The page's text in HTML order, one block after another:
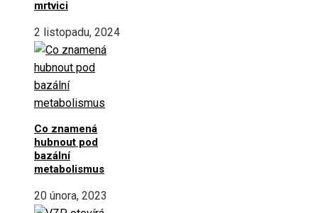
mrtvici
2 listopadu, 2024
Co znamená
hubnout pod
bazální
metabolismus
20 února, 2023